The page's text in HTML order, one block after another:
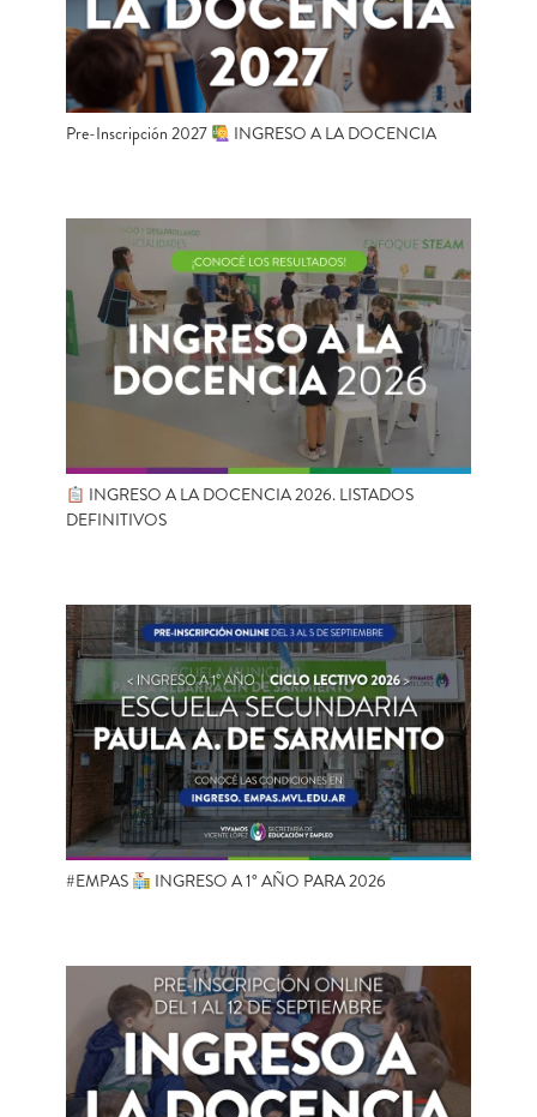
Pre-Inscripción 2027 INGRESO A LA DOCENCIA
INGRESO A LA DOCENCIA 2026. LISTADOS
DEFINITIVOS
#EMPAS INGRESO A 1° AÑO PARA 2026